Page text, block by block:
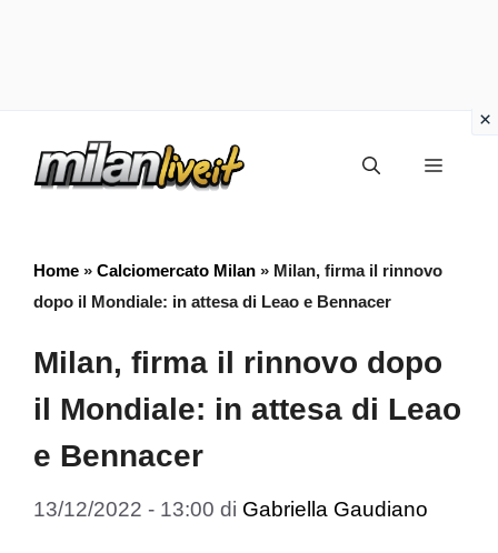
Menu
Home » Calciomercato Milan » Milan, firma il rinnovo
dopo il Mondiale: in attesa di Leao e Bennacer
Milan, firma il rinnovo dopo
il Mondiale: in attesa di Leao
e Bennacer
13/12/2022 - 13:00 di Gabriella Gaudiano